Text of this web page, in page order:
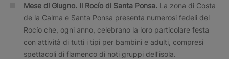
Mese di Giugno. Il Rocío di Santa Ponsa. La zona di Costa
de la Calma e Santa Ponsa presenta numerosi fedeli del
Rocío che, ogni anno, celebrano la loro particolare festa
con attività di tutti i tipi per bambini e adulti, compresi
spettacoli di flamenco di noti gruppi dell’isola.